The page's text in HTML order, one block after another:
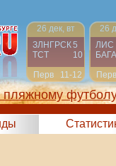
26 дек, вт
ЗЛНГРСК5
ТСТ
10
Перв
11-12
26
ЛИС
Перв
пляжному